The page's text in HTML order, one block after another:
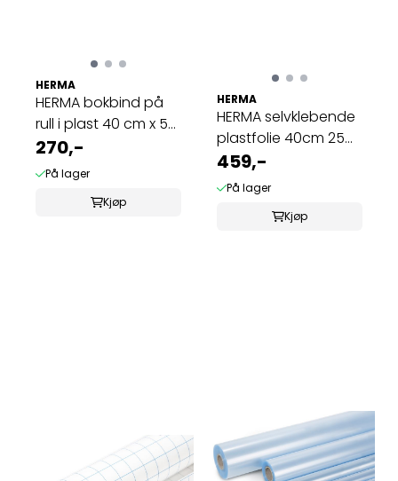
HERMA
HERMA bokbind på
rull i plast 40 cm x 50
m klar ...
270,-
På lager
Kjøp
HERMA
HERMA selvklebende
plastfolie 40cm 25m
rutenett ...
459,-
På lager
Kjøp